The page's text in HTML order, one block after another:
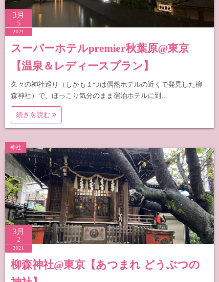
3月
5
2021
スーパーホテルpremier秋葉原@東京
【温泉＆レディースプラン】
久々の神社巡り（しかも１つは偶然ホテルの近くで発見した柳
森神社）で、ほっこり気分のまま宿泊ホテルに到…
続きを読む
神社
3月
2
2021
柳森神社@東京【あつまれ どうぶつの